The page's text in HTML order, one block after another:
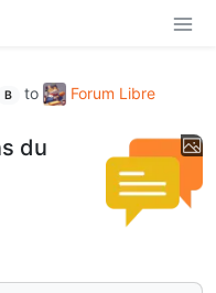
B to Forum Libre
du